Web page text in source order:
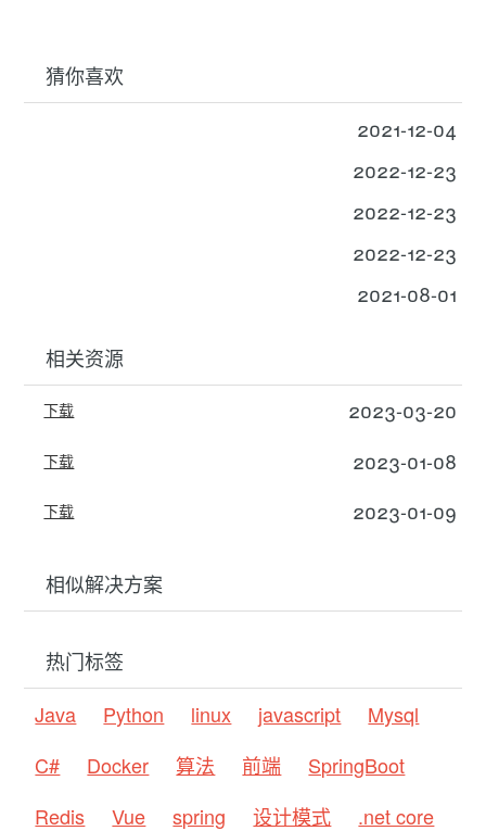
猜你喜欢
2021-12-04
2022-12-23
2022-12-23
2022-12-23
2021-08-01
相关资源
下载 2023-03-20
下载 2023-01-08
下载 2023-01-09
相似解决方案
热门标签
Java
Python linux javascript
Mysql
C#
Docker 算法 前端
SpringBoot
Redis
Vue spring 设计模式
.net core